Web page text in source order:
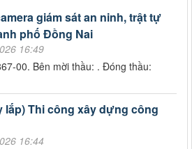
giám sát an ninh, trật tự
phố Đồng Nai
16:49
00. Bên mời thầu: . Đóng thầu:
lắp) Thi công xây dựng công
16:44